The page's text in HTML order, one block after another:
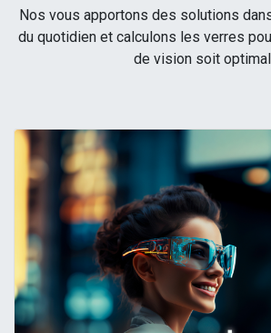
Nos vous apportons des solutions
du quotidien et calculons les verres
de vision soit